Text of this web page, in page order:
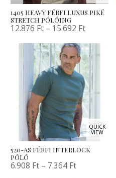
1405 HEAVY FÉRFI LUXUS PIKÉ
STRETCH PÓLÓING
12.876 Ft – 15.692 Ft
QUICK
VIEW
520-AS FÉRFI INTERLOCK
PÓLÓ
6.908 Ft – 7.364 Ft